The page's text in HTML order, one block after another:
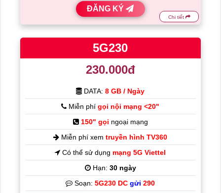
ĐĂNG KÝ
Chi tiết
5G230
230.000đ
DATA:8 GB / Ngày
Miễn phígọi nội mạng <20"
150" gọi ngoại mạng
Miễn phí xemtruyền hình TV360
Có thể sử dụng mạng 5G Viettel
Hạn: 30 ngày
Soạn:5G230 DCgửi 290